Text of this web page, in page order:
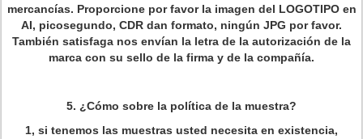
mercancías. Proporcione por favor la imagen del LOGOTIPO en
AI, picosegundo, CDR dan formato, ningún JPG por favor.
También satisfaga nos envían la letra de la autorización de la
marca con su sello de la firma y de la compañía.
5. ¿Cómo sobre la política de la muestra?
1, si tenemos las muestras usted necesita en existencia,